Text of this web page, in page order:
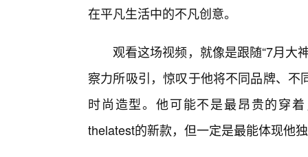
在平凡生活中的不凡创意。
观看这场视频，就像是跟随“7月大
察力所吸引，惊叹于他将不同品牌、
时尚造型。他可能不是最昂贵的穿
thelatest的新款，但一定是最能体现他